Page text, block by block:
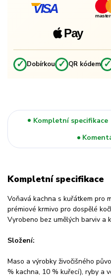
VISA
Pay
✓ Dobírkou ✓ QR kódem ✓
Kompletní specifikace
Kompletní specifikace
Voňavá kachna s kuřátkem pro
prémiové krmivo pro dospělé
Vyrobeno bez umělých barviv a
Složení:
Maso a výrobky živočišného
% kachna, 10 % kuřecí), ryby a